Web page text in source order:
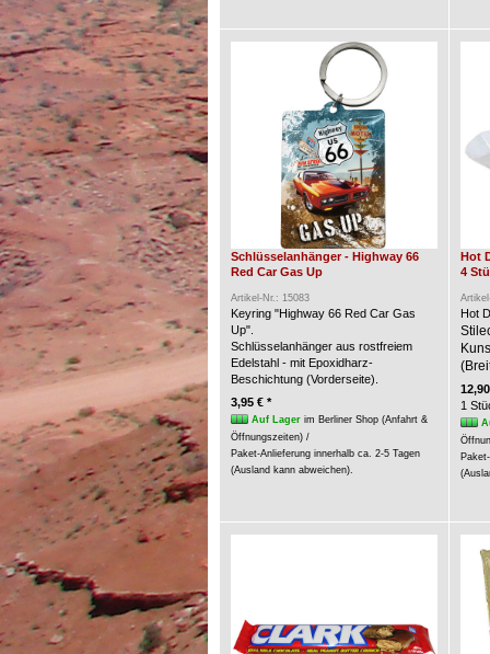
Schlüsselanhänger - Highway 66
Red Car Gas Up
Artikel-Nr.: 15083
Keyring "Highway 66 Red Car Gas
Up".
Schlüsselanhänger aus rostfreiem
Edelstahl - mit Epoxidharz-
Beschichtung (Vorderseite).
3,95 € *
Auf Lagerim Berliner Shop (Anfahrt &
Öffnungszeiten) /
Paket-Anlieferung innerhalb ca. 2-5 Tagen
(Ausland kann abweichen).
Hot
4
Hot
1